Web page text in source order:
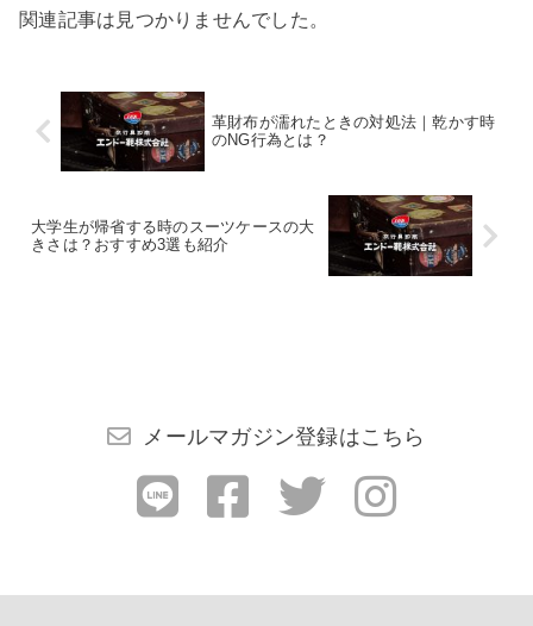
関連記事は見つかりませんでした。
革財布が濡れたときの対処法｜乾かす時
のNG行為とは？
大学生が帰省する時のスーツケースの大
きさは？おすすめ3選も紹介
メールマガジン登録はこちら